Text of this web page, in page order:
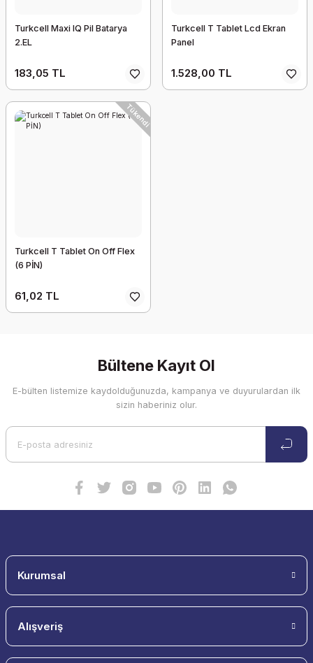
Turkcell Maxi IQ Pil Batarya
2.EL
183,05 TL
Turkcell T Tablet Lcd Ekran
Panel
1.528,00 TL
Tükendi
Turkcell T Tablet On Off Flex
(6 PİN)
61,02 TL
Bültene Kayıt Ol
E-bülten listemize kaydolduğunuzda, kampanya ve duyurulardan ilk
sizin haberiniz olur.
Kurumsal
Alışveriş